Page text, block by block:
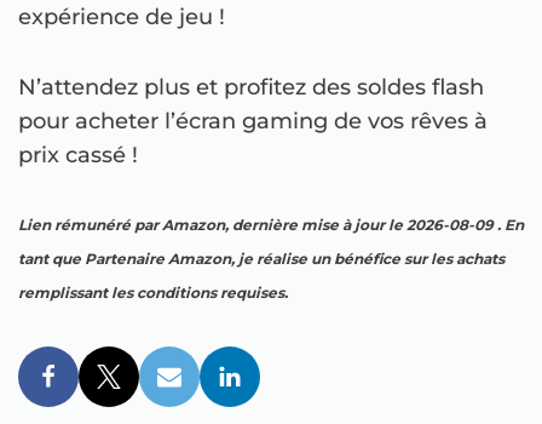
expérience de jeu !
N’attendez plus et profitez des soldes flash
pour acheter l’écran gaming de vos rêves à
prix cassé !
Lien rémunéré par Amazon, dernière mise à jour le 2026-08-09 . En
tant que Partenaire Amazon, je réalise un bénéfice sur les achats
remplissant les conditions requises.